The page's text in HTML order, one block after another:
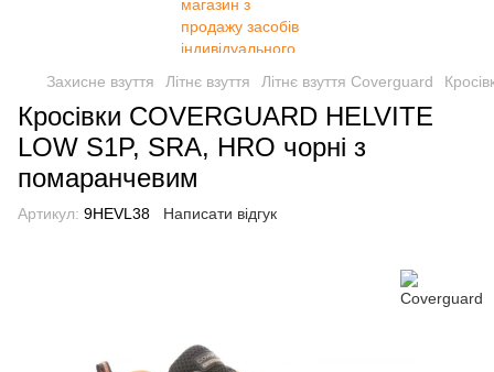
Захисне взуття Літнє взуття Літнє взуття Coverguard
Кросівки COVERGUARD HELVITE
LOW S1P, SRA, HRO чорні з
помаранчевим
Артикул: 9HEVL38 Написати відгук